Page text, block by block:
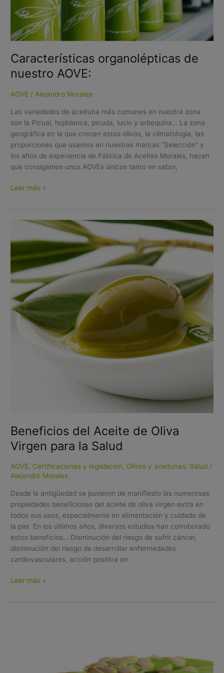
Características organolépticas de
nuestro AOVE:
AOVE / Alejandro Morales
Las variedades de aceituna más comunes en nuestra zona
son la Picual, hojiblanca, picuda, lucio y arbequina… La zona
geográfica en la que crecen estos olivos, la climatología, las
proporciones que usamos en nuestras marcas “Selección” y
los años de experiencia de Fábrica de Aceites Morales, hacen
que consigamos unos AOVEs únicos tanto en sabor,
Leer más »
Beneficios del Aceite de Oliva
Virgen para la Salud
AOVE, Certificaciones y legislación, Olivos y aceitunas, Salud /
Alejandro Morales
Desde la antigüedad se pusieron de manifiesto las numerosas
propiedades beneficiosas del aceite de oliva virgen extra en
todos sus usos, especialmente en alimentación y cuidado de
la piel. En los últimos años, diversos estudios han corroborado
estos beneficios… Disminución del riesgo de sufrir cáncer,
disminución del riesgo de desarrollar enfermedades
cardiovasculares, acción positiva en
Beneficios
de
Oliva
Virgen
para
la
Salud
Leer más »